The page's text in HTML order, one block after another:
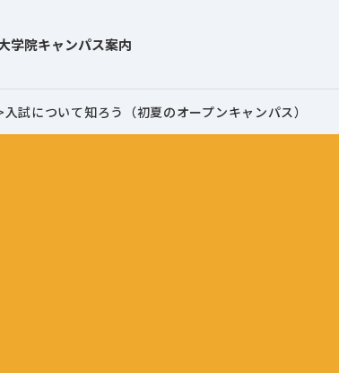
学院キャンパス案内
入試について知ろう（初夏のオープンキャンパス）